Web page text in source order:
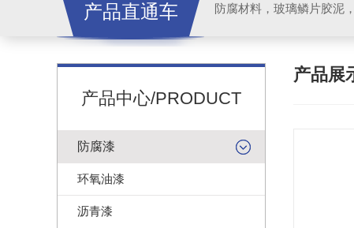
产品直通车
产品中心/PRODUCT
防腐漆
环氧油漆
沥青漆
产品展